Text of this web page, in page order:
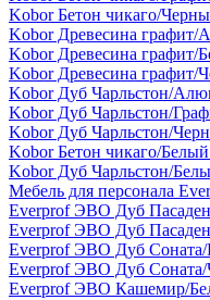
Kobor Бетон чикаго/
Kobor Древесина
Kobor Древесина графит/
Kobor Древесина графит/
Kobor Дуб Чарльстон/
Kobor Дуб Чарльстон/
Kobor Дуб Чарльстон/
Kobor Бетон чикаго/
Kobor Дуб Чарльстон/
Мебель для персонала
Everprof ЭВО Дуб
Everprof ЭВО Дуб
Everprof ЭВО Дуб Соната/
Everprof ЭВО Дуб Соната/
Everprof ЭВО Кашемир/